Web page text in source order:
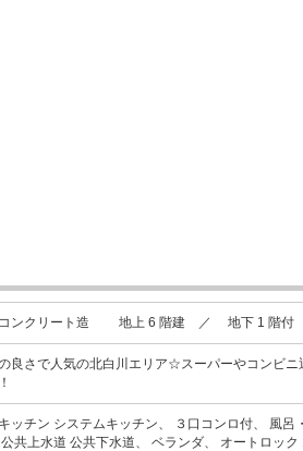
ンクリート造 地上 6 階建 ／ 地下 1 階付
良さで人気の北白川エリア☆スーパーやコンビ
ッチン システムキッチン、 ３口コンロ付、 風
共上水道 公共下水道、 ベランダ、 オートロッ